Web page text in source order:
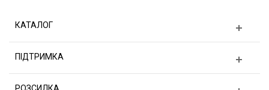
КАТАЛОГ
ПІДТРИМКА